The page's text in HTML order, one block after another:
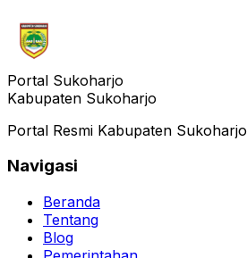
Portal Sukoharjo
Kabupaten Sukoharjo
Portal Resmi Kabupaten Sukoharjo
Navigasi
Beranda
Tentang
Blog